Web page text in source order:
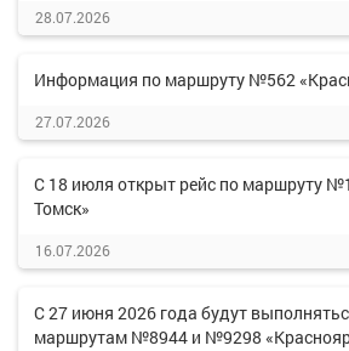
28.07.2026
Информация по маршруту №562
27.07.2026
С 18 июля открыт рейс по маршруту
Томск»
16.07.2026
С 27 июня 2026 года будут
маршрутам №8944 и №9298